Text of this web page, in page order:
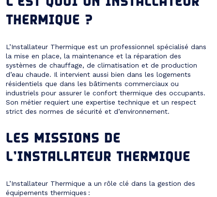
THERMIQUE ?
L’Installateur Thermique est un professionnel spécialisé dans
la mise en place, la maintenance et la réparation des
systèmes de chauffage, de climatisation et de production
d’eau chaude. Il intervient aussi bien dans les logements
résidentiels que dans les bâtiments commerciaux ou
industriels pour assurer le confort thermique des occupants.
Son métier requiert une expertise technique et un respect
strict des normes de sécurité et d’environnement.
LES MISSIONS DE
L’INSTALLATEUR THERMIQUE
L’Installateur Thermique a un rôle clé dans la gestion des
équipements thermiques :